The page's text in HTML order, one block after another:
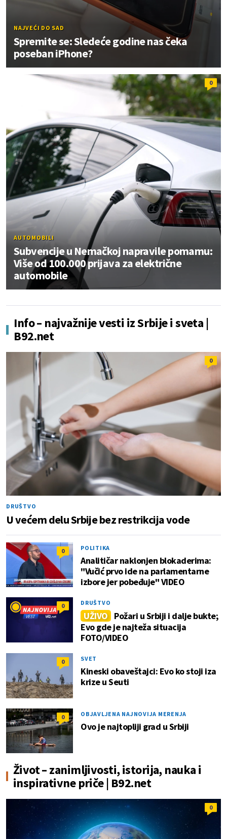
NAJVEĆI DO SAD
Spremite se: Sledeće godine nas čeka
poseban iPhone?
0
AUTOMOBILI
Subvencije u Nemačkoj napravile pomamu:
Više od 100.000 prijava za električne
automobile
Info – najvažnije vesti iz Srbije i sveta |
B92.net
0
DRUŠTVO
U većem delu Srbije bez restrikcija vode
0 POLITIKA
Analitičar naklonjen blokaderima:
"Vučić prvo ide na parlamentarne
izbore jer pobeđuje" VIDEO
0 DRUŠTVO
UŽIVO Požari u Srbiji i dalje bukte;
Evo gde je najteža situacija
FOTO/VIDEO
0 SVET
Kineski obaveštajci: Evo ko stoji iza
krize u Seuti
0 OBJAVLJENA NAJNOVIJA MERENJA
Ovo je najtopliji grad u Srbiji
Život – zanimljivosti, istorija, nauka i
inspirativne priče | B92.net
0